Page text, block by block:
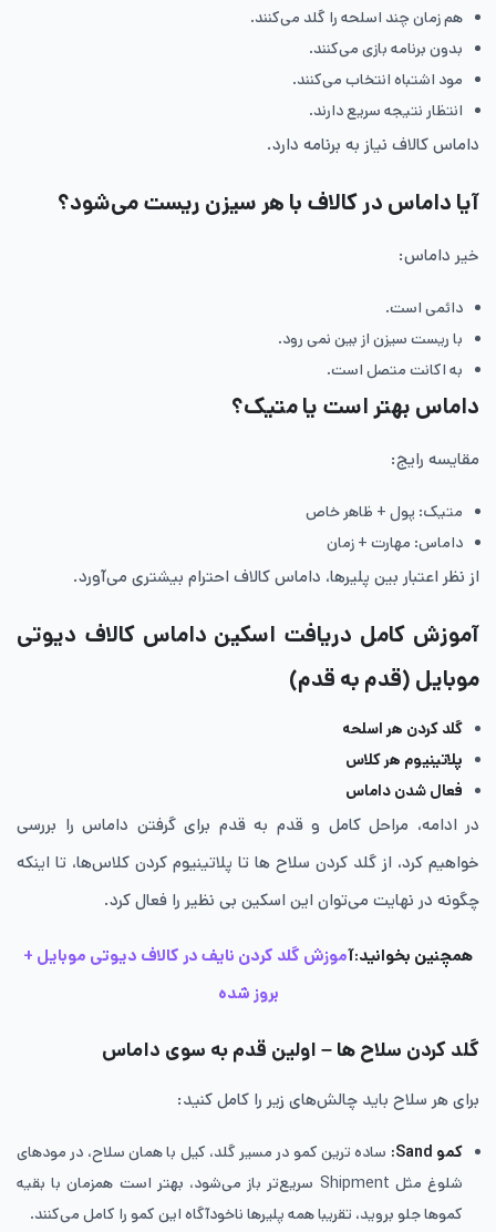
هم زمان چند اسلحه را گلد می‌کنند.
بدون برنامه بازی می‌کنند.
مود اشتباه انتخاب می‌کنند.
انتظار نتیجه سریع دارند.
داماس کالاف نیاز به برنامه دارد.
آیا داماس در کالاف با هر سیزن ریست می‌شود؟
خیر داماس:
دائمی است.
با ریست سیزن از بین نمی رود.
به اکانت متصل است.
داماس بهتر است یا متیک؟
مقایسه رایج:
متیک: پول + ظاهر خاص
داماس: مهارت + زمان
از نظر اعتبار بین پلیرها، داماس کالاف احترام بیشتری می‌آورد.
آموزش کامل دریافت اسکین داماس کالاف دیوتی
موبایل (قدم به قدم)
گلد کردن هر اسلحه
پلاتینیوم هر کلاس
فعال شدن داماس
در ادامه، مراحل کامل و قدم به قدم برای گرفتن داماس را بررسی
خواهیم کرد، از گلد کردن سلاح ها تا پلاتینیوم کردن کلاس‌ها، تا اینکه
چگونه در نهایت می‌توان این اسکین بی نظیر را فعال کرد.
همچنین بخوانید:آموزش گلد کردن نایف در کالاف دیوتی موبایل +
بروز شده
گلد کردن سلاح ها – اولین قدم به سوی داماس
برای هر سلاح باید چالش‌های زیر را کامل کنید:
کمو Sand:
ساده ترین کمو در مسیر گلد، کیل با همان سلاح، در مودهای
شلوغ مثل Shipment سریع‌تر باز می‌شود، بهتر است همزمان با بقیه
کموها جلو بروید، تقریبا همه پلیرها ناخودآگاه این کمو را کامل می‌کنند.